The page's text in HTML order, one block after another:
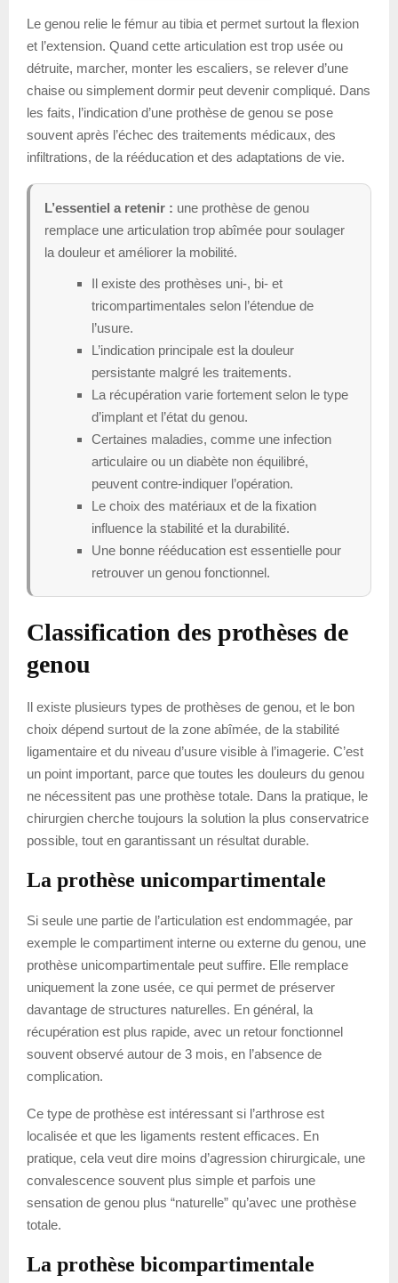
Le genou relie le fémur au tibia et permet surtout la flexion
et l’extension. Quand cette articulation est trop usée ou
détruite, marcher, monter les escaliers, se relever d’une
chaise ou simplement dormir peut devenir compliqué. Dans
les faits, l’indication d’une prothèse de genou se pose
souvent après l’échec des traitements médicaux, des
infiltrations, de la rééducation et des adaptations de vie.
L’essentiel a retenir : une prothèse de genou
remplace une articulation trop abîmée pour soulager
la douleur et améliorer la mobilité.
Il existe des prothèses uni-, bi- et
tricompartimentales selon l’étendue de
l’usure.
L’indication principale est la douleur
persistante malgré les traitements.
La récupération varie fortement selon le type
d’implant et l’état du genou.
Certaines maladies, comme une infection
articulaire ou un diabète non équilibré,
peuvent contre-indiquer l’opération.
Le choix des matériaux et de la fixation
influence la stabilité et la durabilité.
Une bonne rééducation est essentielle pour
retrouver un genou fonctionnel.
Classification des prothèses de
genou
Il existe plusieurs types de prothèses de genou, et le bon
choix dépend surtout de la zone abîmée, de la stabilité
ligamentaire et du niveau d’usure visible à l’imagerie. C’est
un point important, parce que toutes les douleurs du genou
ne nécessitent pas une prothèse totale. Dans la pratique, le
chirurgien cherche toujours la solution la plus conservatrice
possible, tout en garantissant un résultat durable.
La prothèse unicompartimentale
Si seule une partie de l’articulation est endommagée, par
exemple le compartiment interne ou externe du genou, une
prothèse unicompartimentale peut suffire. Elle remplace
uniquement la zone usée, ce qui permet de préserver
davantage de structures naturelles. En général, la
récupération est plus rapide, avec un retour fonctionnel
souvent observé autour de 3 mois, en l’absence de
complication.
Ce type de prothèse est intéressant si l’arthrose est
localisée et que les ligaments restent efficaces. En
pratique, cela veut dire moins d’agression chirurgicale, une
convalescence souvent plus simple et parfois une
sensation de genou plus “naturelle” qu’avec une prothèse
totale.
La prothèse bicompartimentale